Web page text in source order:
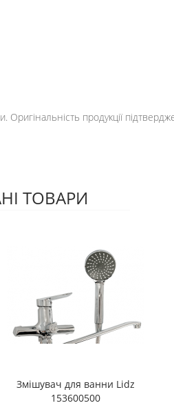
продукції
ТОВАРИ
Змішувач для ванни Lidz
153600500